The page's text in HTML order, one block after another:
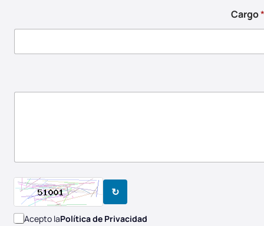
Cargo
↻
Acepto laPolítica de Privacidad